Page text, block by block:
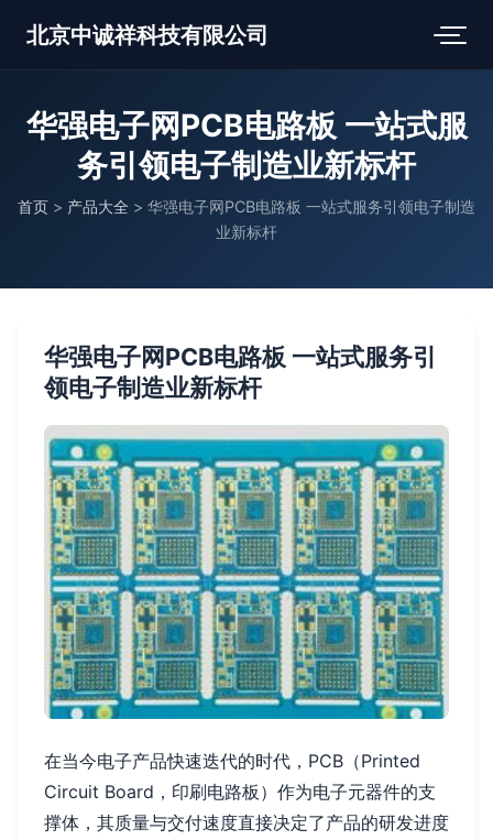
北京中诚祥科技有限公司
华强电子网PCB电路板 一站式服
务引领电子制造业新标杆
首页 > 产品大全 > 华强电子网PCB电路板 一站式服务引领电子制造
业新标杆
华强电子网PCB电路板 一站式服务引
领电子制造业新标杆
在当今电子产品快速迭代的时代，PCB（Printed
Circuit Board，印刷电路板）作为电子元器件的支
撑体，其质量与交付速度直接决定了产品的研发进度